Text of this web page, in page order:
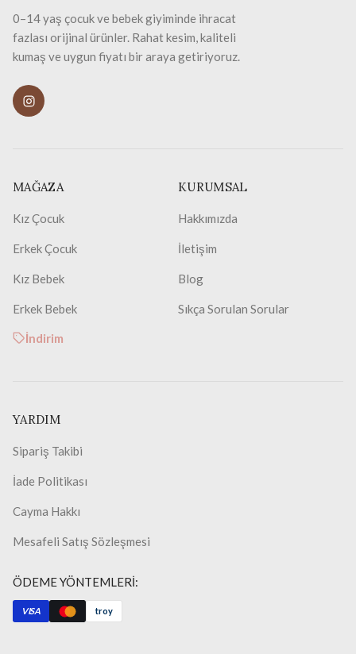
0–14 yaş çocuk ve bebek giyiminde ihracat
fazlası orijinal ürünler. Rahat kesim, kaliteli
kumaş ve uygun fiyatı bir araya getiriyoruz.
MAĞAZA
Kız Çocuk
Erkek Çocuk
Kız Bebek
Erkek Bebek
İndirim
KURUMSAL
Hakkımızda
İletişim
Blog
Sıkça Sorulan Sorular
YARDIM
Sipariş Takibi
İade Politikası
Cayma Hakkı
Mesafeli Satış Sözleşmesi
ÖDEME YÖNTEMLERİ:
VISA troy